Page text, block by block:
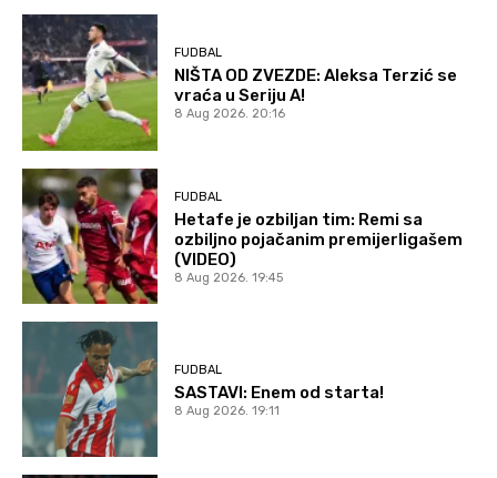
FUDBAL
NIŠTA OD ZVEZDE: Aleksa Terzić se
vraća u Seriju A!
8 Aug 2026. 20:16
FUDBAL
Hetafe je ozbiljan tim: Remi sa
ozbiljno pojačanim premijerligašem
(VIDEO)
8 Aug 2026. 19:45
FUDBAL
SASTAVI: Enem od starta!
8 Aug 2026. 19:11